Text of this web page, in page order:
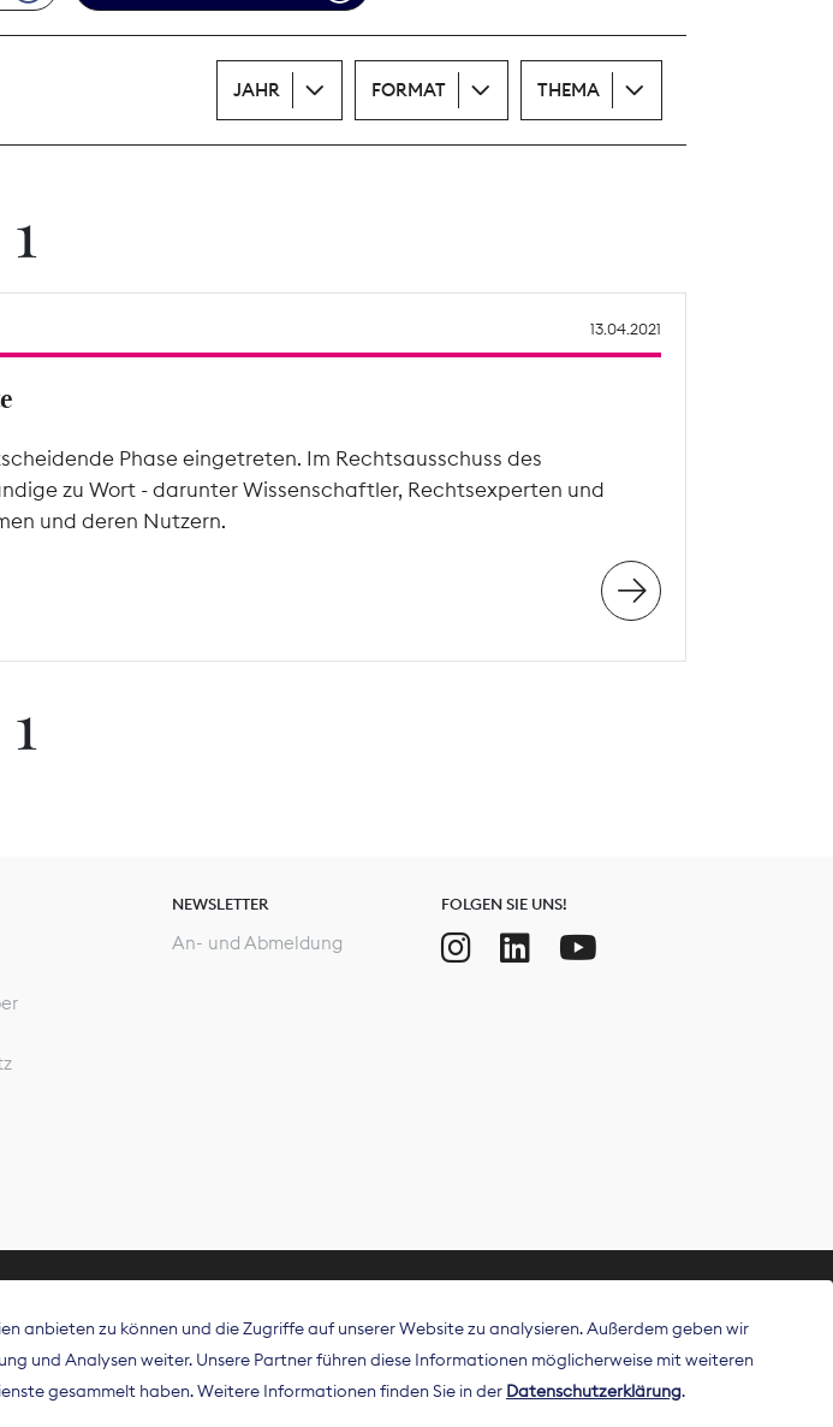
JAHR FORMAT THEMA
1
13.04.2021
Phase eingetreten. Im Rechtsausschuss des
zu Wort - darunter Wissenschaftler, Rechtsexperten und
und deren Nutzern.
1
NEWSLETTER
An- und Abmeldung
FOLGEN SIE UNS!
Zeitungsverleger (BDZV) vertritt als
und digitalen Publisher in
anbieten zu können und die Zugriffe auf unserer Website zu analysieren. Außerdem geben wir
und Analysen weiter. Unsere Partner führen diese Informationen möglicherweise mit weiteren
gesammelt haben. Weitere Informationen finden Sie in der Datenschutzerklärung.